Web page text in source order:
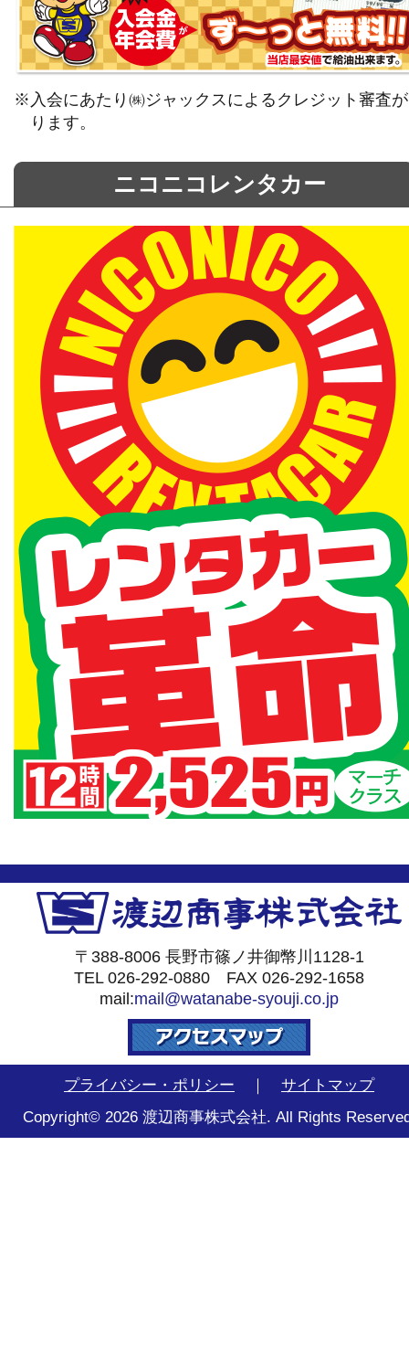
※入会にあたり㈱ジャックスによるクレジット審査
ります。
ニコニコレンタカー
〒388-8006 長野市篠ノ井御幣川1128-1
TEL 026-292-0880 FAX 026-292-1658
mail:mail@watanabe-syouji.co.jp
プライバシー・ポリシー ｜ サイトマップ
Copyright© 2026 渡辺商事株式会社. All Rights